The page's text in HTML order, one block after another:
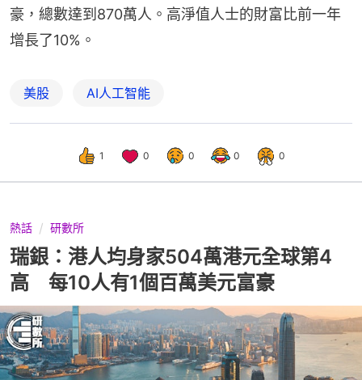
豪，總數達到870萬人。高淨值人士的財富比前一年
增長了10%。
美股 AI人工智能
1 0 0 0 0
熱話 研數所
瑞銀：港人均身家504萬港元全球第4
高 每10人有1個百萬美元富豪